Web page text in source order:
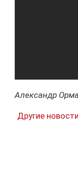
Александр
Другие